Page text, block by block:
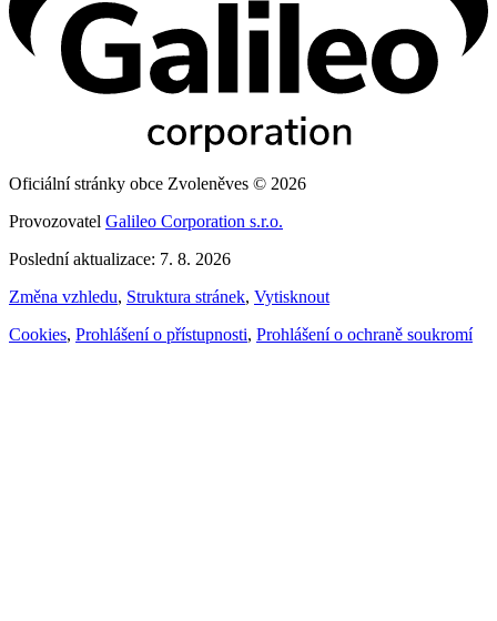
Oficiální stránky obce Zvoleněves © 2026
Provozovatel Galileo Corporation s.r.o.
Poslední aktualizace: 7. 8. 2026
Změna vzhledu, Struktura stránek, Vytisknout
Cookies, Prohlášení o přístupnosti, Prohlášení o ochraně soukromí